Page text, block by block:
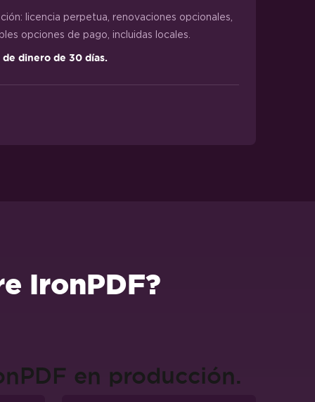
licencia perpetua, renovaciones opcionales,
opciones de pago, incluidas locales.
dinero de 30 días.
IronPDF?
en producción.